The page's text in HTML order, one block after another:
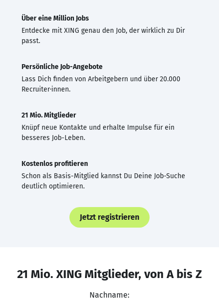
Über eine Million Jobs
Entdecke mit XING genau den Job, der wirklich zu Dir
passt.
Persönliche Job-Angebote
Lass Dich finden von Arbeitgebern und über 20.000
Recruiter·innen.
21 Mio. Mitglieder
Knüpf neue Kontakte und erhalte Impulse für ein
besseres Job-Leben.
Kostenlos profitieren
Schon als Basis-Mitglied kannst Du Deine Job-Suche
deutlich optimieren.
Jetzt registrieren
21 Mio. XING Mitglieder, von A bis Z
Nachname: